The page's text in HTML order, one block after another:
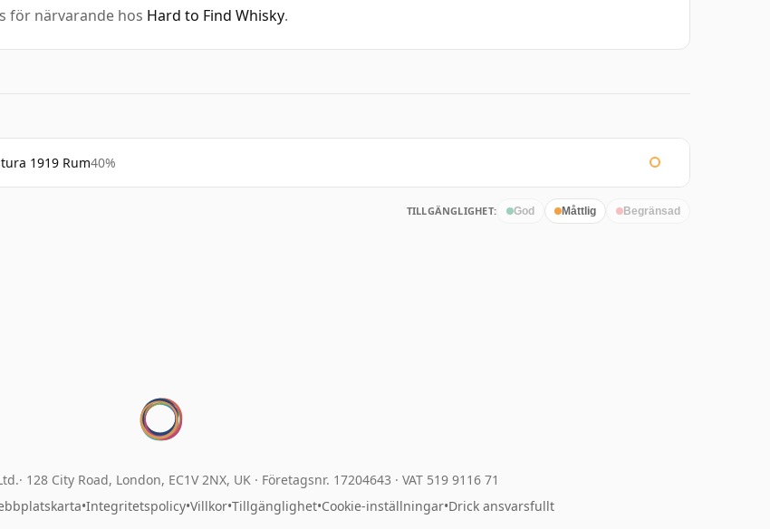
för närvarande hos Hard to Find Whisky.
1919 Rum40%
TILLGÄNGLIGHET: God Måttlig Begränsad
128 City Road, London, EC1V 2NX, UK · Företagsnr. 17204643 · VAT 519 9116 71
•Integritetspolicy•Villkor•Tillgänglighet•Cookie-inställningar•Drick ansvarsfullt